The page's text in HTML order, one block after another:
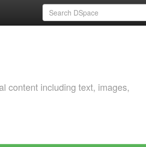
content including text, images,